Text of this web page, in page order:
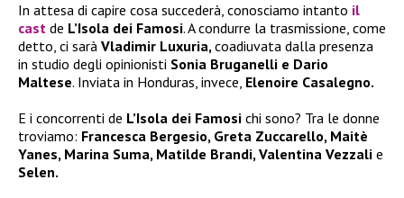
In attesa di capire cosa succederà, conosciamo intanto il
cast de L’Isola dei Famosi. A condurre la trasmissione, come
detto, ci sarà Vladimir Luxuria,coadiuvata dalla presenza
in studio degli opinionisti Sonia Bruganelli e Dario
Maltese. Inviata in Honduras, invece, Elenoire Casalegno.
E i concorrenti de L’Isola dei Famosi chi sono? Tra le donne
troviamo: Francesca Bergesio, Greta Zuccarello, Maitè
Yanes, Marina Suma, Matilde Brandi, Valentina Vezzali e
Selen.